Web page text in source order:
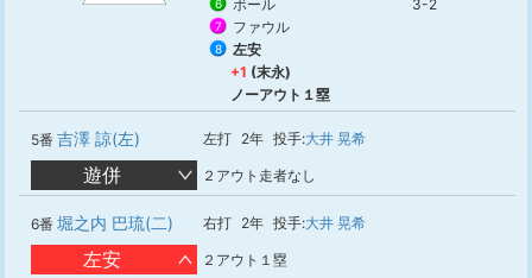
6 ボール 3-2
7 ファウル
8
左安
+1 (末永)
ノーアウト１塁
5番 吉澤 諒(左) 左打 2年 投手:大井 晃希
遊併 ２アウト走者なし
6番 堀之内 巴琉(二) 右打 2年 投手:大井 晃希
左安 ２アウト１塁